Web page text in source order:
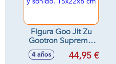
Figura Goo Jit Zu
Gootron Supremo.
Con 35 efectos de
luz y sonido.
4 años 44,95 €